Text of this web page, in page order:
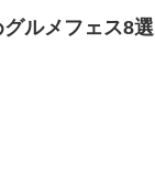
ルメフェス8選